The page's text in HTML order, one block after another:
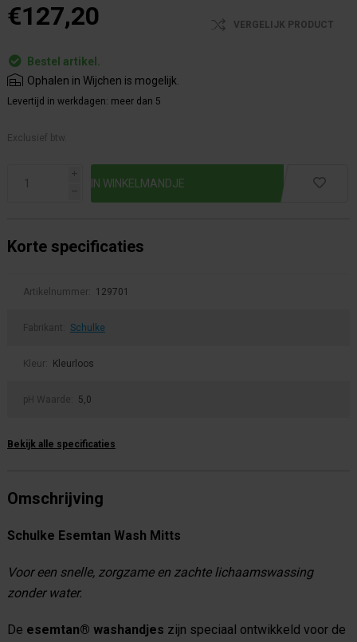
€127,20 VERGELIJK PRODUCT
Bestel artikel.
Ophalen in Wijchen is mogelijk.
Levertijd in werkdagen: meer dan 5
Exclusief btw.
i
h
Korte specificaties
Artikelnummer: 129701
Fabrikant: Schulke
Kleur: Kleurloos
pH Waarde: 5,0
Bekijk alle specificaties
Omschrijving
Schulke Esemtan Wash Mitts
Voor een snelle, zorgzame en zachte lichaamswassing
zonder water.
De esemtan® washandjes zijn speciaal ontwikkeld voor de